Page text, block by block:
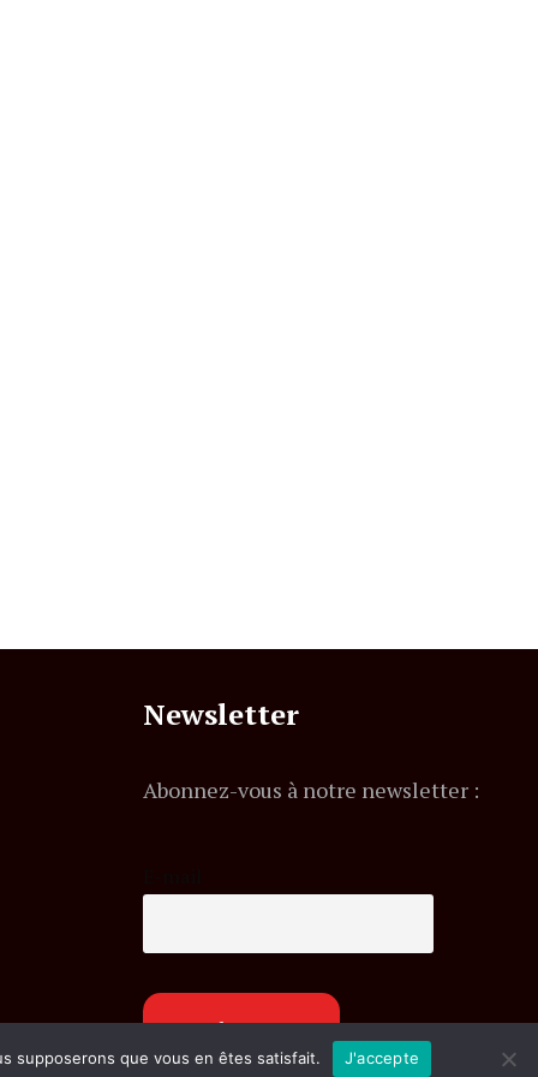
Newsletter
Abonnez-vous à notre newsletter :
supposerons que vous en êtes satisfait. J'accepte